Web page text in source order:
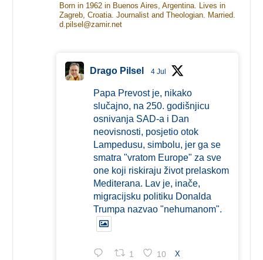
Born in 1962 in Buenos Aires, Argentina. Lives in
Zagreb, Croatia. Journalist and Theologian. Married.
d.pilsel@zamir.net
Drago Pilsel 4 Jul
Papa Prevost je, nikako
slučajno, na 250. godišnjicu
osnivanja SAD-a i Dan
neovisnosti, posjetio otok
Lampedusu, simbolu, jer ga se
smatra "vratom Europe" za sve
one koji riskiraju život prelaskom
Mediterana. Lav je, inače,
migracijsku politiku Donalda
Trumpa nazvao "nehumanom".
1 10 X